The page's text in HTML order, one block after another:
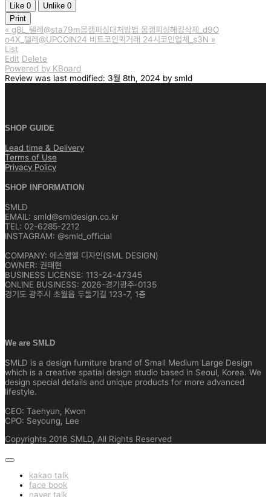
Like 0 Unlike 0
Print
« g8L_텔레@sta79m몸캠피싱대처방법 몸캠피싱해킹삭제_d9O
o4X_텔레@UPCOIN24 비트코인퀵거래 24시코인업체_s3N »
List
Edit Delete
Powered by KBoard
Review was last modified: 3월 8th, 2024 by smld
SHOP GUIDE
Lead time & Delivery
Terms of Use
Privacy Policy
SHOP INFORMATION
SMLD
EMAIL: smld@smldesign.co.kr
TEL: 02-6285-2212
INSTAGRAM: @smld_official
COMPANY: 에스엠엘 디자인(SML DESIGN)
OWNER: 권태현
BUSINESS LICENSE: 113-24-47345
ONLINE BUSINESS: 2026-경기광주-0135
경기도 광주시 초월읍 두둘기길 123-7, 1층
We are SMLD
SMLD is a design furniture brand of Small Medium Large Design
which is a creative spatial design studio based in Seoul, Korea. We
design special details and unique products for more advanced
lifestyle.
CEO: Taehyun, Kwon
CPO: Seyoung, Lee
Copyrights 2016 SMLD, All Rights Reserved
kakao talk
face book
naver talk